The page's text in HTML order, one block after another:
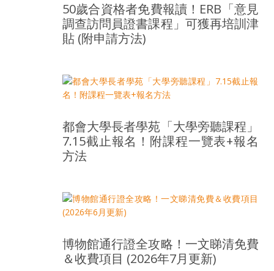
50歲合資格者免費報讀！ERB「意見
調查訪問員證書課程」可獲再培訓津
貼 (附申請方法)
都會大學長者學苑「大學旁聽課程」
7.15截止報名！附課程一覽表+報名
方法
博物館通行證全攻略！一文睇清免費
＆收費項目 (2026年7月更新)